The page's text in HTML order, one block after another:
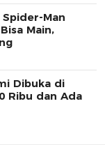
Man
Main,
Dibuka di
Ribu dan Ada